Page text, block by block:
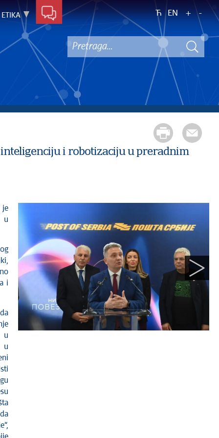
ETIKA Ћ EN + -
i robotizaciju u preradnim
u
i
u
u